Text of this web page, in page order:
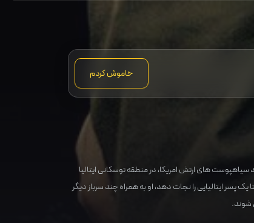
خاموش کردم
های ارتش امریکا، در منطقه توسکانی ایتالیا
پسر ایتالیایی را نجات دهد، او به همراه چند سرباز دیگر
شوند.